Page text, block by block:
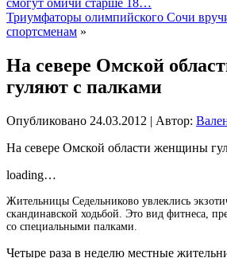
смогут омичи старше 18…
Триумфаторы олимпийского Сочи
спортсменам »
На севере Омской
гуляют с палками
Опубликовано 24.03.2012 | Автор:
На севере Омской области женщины
loading…
Жительницы Седельниково увлеклись
скандинавской ходьбой. Это вид фитнеса,
со специальными палками.
Четыре раза в неделю местные